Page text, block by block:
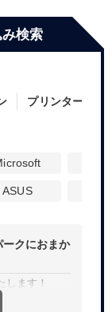
検索
プリンター
ASUS
ークにおまか
ます！